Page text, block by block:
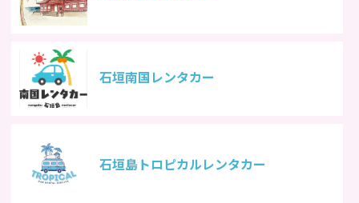
石垣南国レンタカー
石垣島トロピカルレンタカー